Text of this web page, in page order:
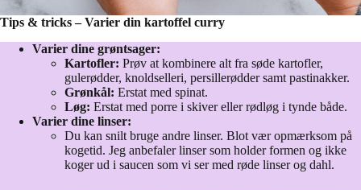
Tips & tricks – Varier din kartoffel curry
Varier dine grøntsager:
Kartofler: Prøv at kombinere alt fra søde kartofler,
gulerødder, knoldselleri, persillerødder samt pastinakker.
Grønkål: Erstat med spinat.
Løg: Erstat med porre i skiver eller rødløg i tynde både.
Varier dine linser:
Du kan snilt bruge andre linser. Blot vær opmærksom på
kogetid. Jeg anbefaler linser som holder formen og ikke
koger ud i saucen som vi ser med røde linser og dahl.